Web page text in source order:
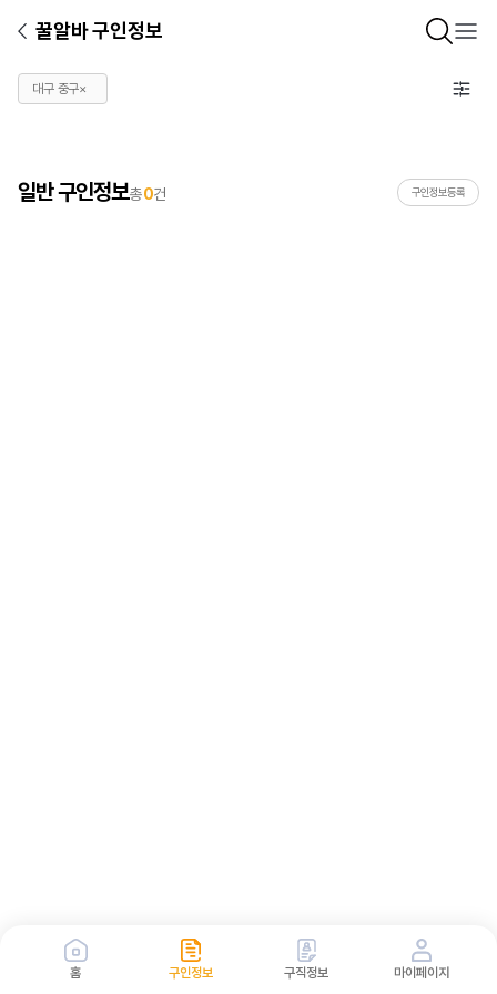
꿀알바 구인정보
대구 중구×
일반 구인정보총0건 구인정보등록
홈 구인정보 구직정보 마이페이지